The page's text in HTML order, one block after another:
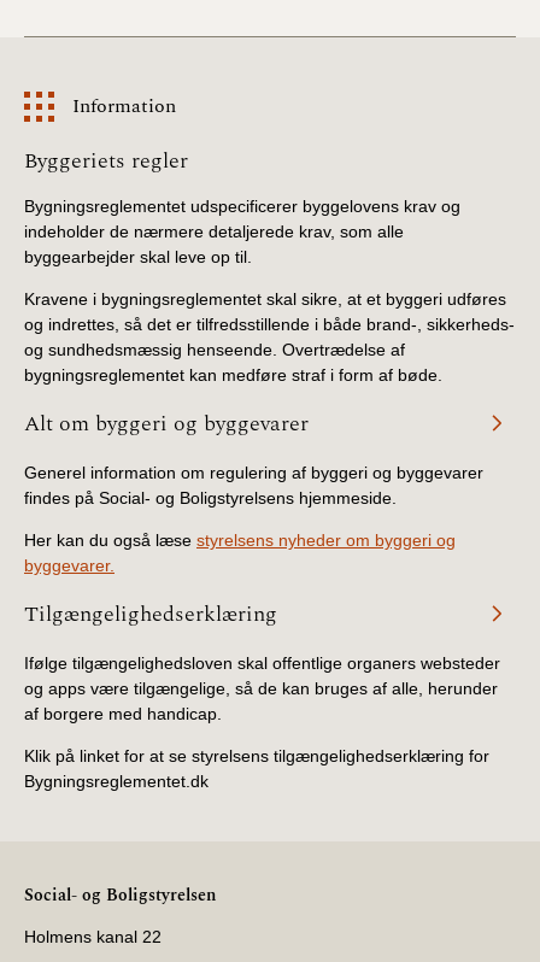
Information
Information
Byggeriets regler
Bygningsreglementet udspecificerer byggelovens krav og
indeholder de nærmere detaljerede krav, som alle
byggearbejder skal leve op til.
Kravene i bygningsreglementet skal sikre, at et byggeri udføres
og indrettes, så det er tilfredsstillende i både brand-, sikkerheds-
og sundhedsmæssig henseende. Overtrædelse af
bygningsreglementet kan medføre straf i form af bøde.
Alt om byggeri og byggevarer
Generel information om regulering af byggeri og byggevarer
findes på Social- og Boligstyrelsens hjemmeside.
Her kan du også læse styrelsens nyheder om byggeri og
byggevarer.
Tilgængelighedserklæring
Ifølge tilgængelighedsloven skal offentlige organers websteder
og apps være tilgængelige, så de kan bruges af alle, herunder
af borgere med handicap.
Klik på linket for at se styrelsens tilgængelighedserklæring for
Bygningsreglementet.dk
Social- og Boligstyrelsen
Holmens kanal 22